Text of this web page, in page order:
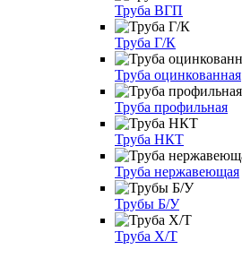
Труба ВГП
Труба Г/К
Труба оцинкованная
Труба профильная
Труба НКТ
Труба нержавеющая
Трубы Б/У
Труба Х/Т